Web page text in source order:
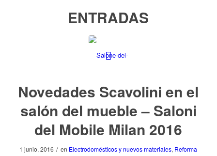
ENTRADAS
Novedades Scavolini en el
salón del mueble – Saloni
del Mobile Milan 2016
1 junio, 2016 / en Electrodomésticos y nuevos materiales, Reforma